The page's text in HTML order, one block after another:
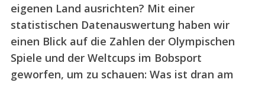
eigenen Land ausrichten? Mit einer
statistischen Datenauswertung haben wir
einen Blick auf die Zahlen der Olympischen
Spiele und der Weltcups im Bobsport
geworfen, um zu schauen: Was ist dran am